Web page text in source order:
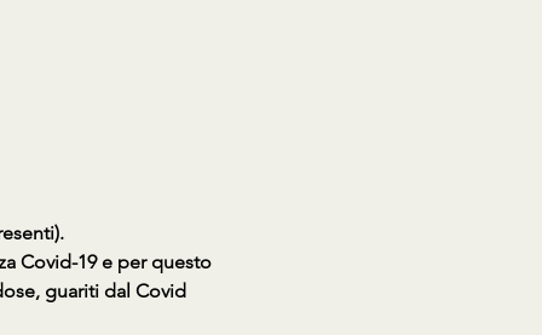
Covid-19 e per questo
guariti dal Covid